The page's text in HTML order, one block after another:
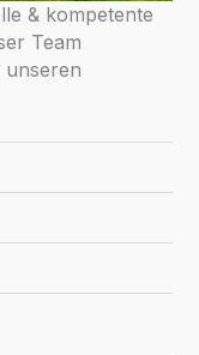
& kompetente
Team